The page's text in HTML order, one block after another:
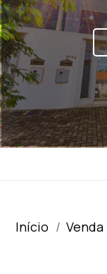
Início Venda